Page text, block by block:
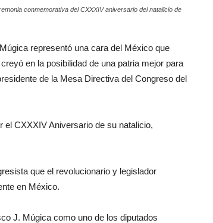
conmemorativa del CXXXIV aniversario del natalicio de
representó una cara del México que
en la posibilidad de una patria mejor para
de la Mesa Directiva del Congreso del
el CXXXIV Aniversario de su natalicio,
que el revolucionario y legislador
en México.
J. Múgica como uno de los diputados